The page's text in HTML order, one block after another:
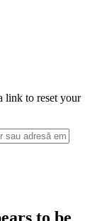
link to reset your
to be